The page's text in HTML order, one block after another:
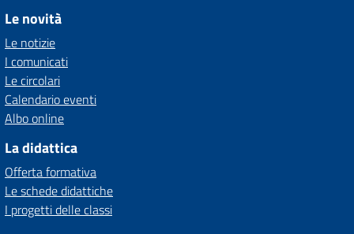
Le novità
Le notizie
I comunicati
Le circolari
Calendario eventi
Albo online
La didattica
Offerta formativa
Le schede didattiche
I progetti delle classi